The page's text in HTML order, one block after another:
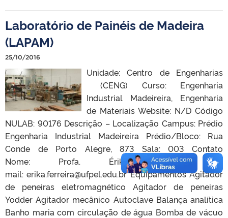
Laboratório de Painéis de Madeira
(LAPAM)
25/10/2016
Unidade: Centro de Engenharias
(CENG) Curso: Engenharia
Industrial Madeireira, Engenharia
de Materiais Website: N/D Código
NULAB: 90176 Descrição – Localização Campus: Prédio
Engenharia Industrial Madeireira Prédio/Bloco: Rua
Conde de Porto Alegre, 873 Sala: 003 Contato
Nome: Profa. Érika Ferreira E-
mail: erika.ferreira@ufpel.edu.br Equipamentos Agitador
de peneiras eletromagnético Agitador de peneiras
Yodder Agitador mecânico Autoclave Balança analítica
Banho maria com circulação de água Bomba de vácuo